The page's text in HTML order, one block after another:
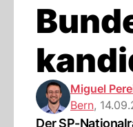
Miguel
Bern,
Der SP-